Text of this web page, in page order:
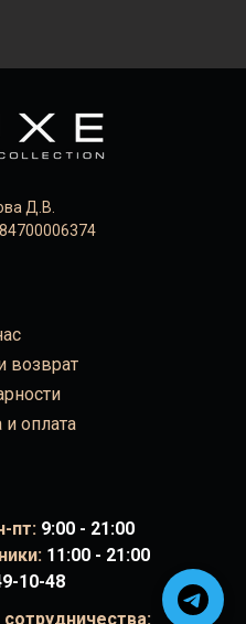
Д.В.
возврат
оплата
пт: 9:00 - 21:00
11:00 - 21:00
10-48